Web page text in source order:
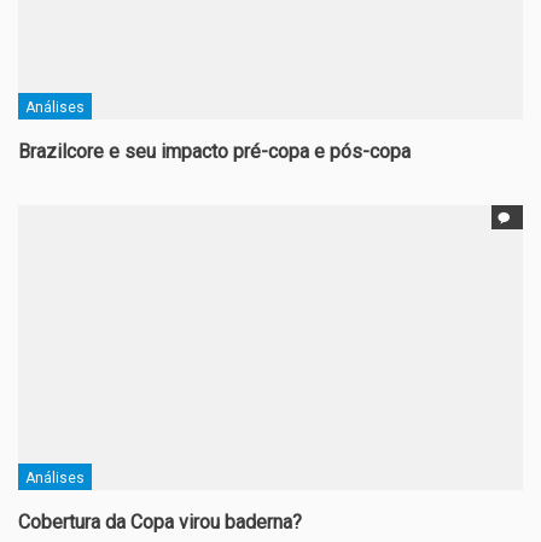
Análises
Brazilcore e seu impacto pré-copa e pós-copa
Análises
Cobertura da Copa virou baderna?